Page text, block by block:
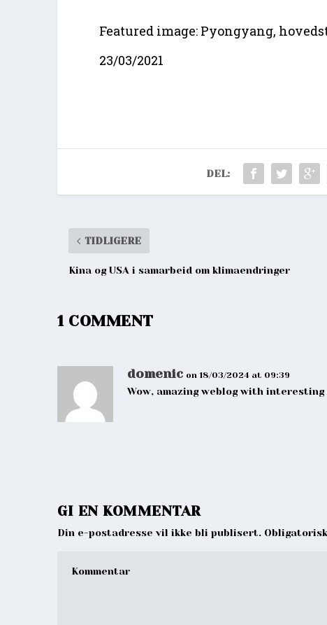
Featured image: Pyongyang,
23/03/2021
DEL:
TIDLIGERE
Kina og USA i samarbeid om klimaendringer
1 COMMENT
domenic on 18/03/2024 at 09:39
Wow, amazing weblog with
GI EN KOMMENTAR
Din e-postadresse vil ikke bli publisert.